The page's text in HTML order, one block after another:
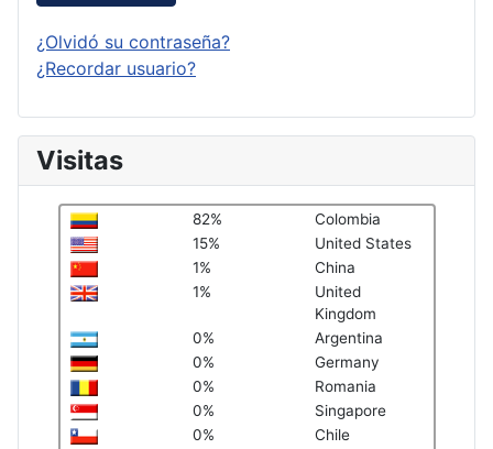
¿Olvidó su contraseña?
¿Recordar usuario?
Visitas
82%
Colombia
15%
United States
1%
China
1%
United
Kingdom
0%
Argentina
0%
Germany
0%
Romania
0%
Singapore
0%
Chile